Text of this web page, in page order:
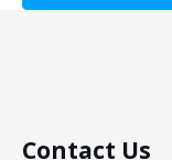
Contact Us